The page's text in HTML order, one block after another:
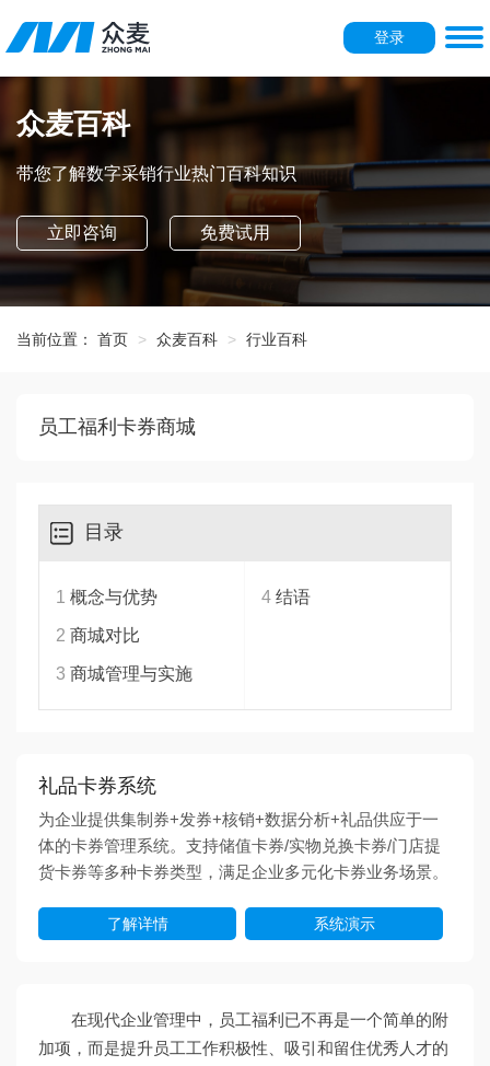
登录
众麦百科
带您了解数字采销行业热门百科知识
立即咨询 免费试用
当前位置： 首页 众麦百科 行业百科
员工福利卡券商城
目录
1 概念与优势
2 商城对比
3 商城管理与实施
4 结语
礼品卡券系统
为企业提供集制券+发券+核销+数据分析+礼品供应于一
体的卡券管理系统。支持储值卡券/实物兑换卡券/门店提
货卡券等多种卡券类型，满足企业多元化卡券业务场景。
了解详情 系统演示
在现代企业管理中，员工福利已不再是一个简单的附
加项，而是提升员工工作积极性、吸引和留住优秀人才的